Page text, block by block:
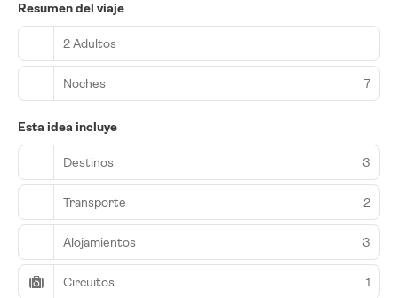
Resumen del viaje
2 Adultos
Noches 7
Esta idea incluye
Destinos 3
Transporte 2
Alojamientos 3
Circuitos 1